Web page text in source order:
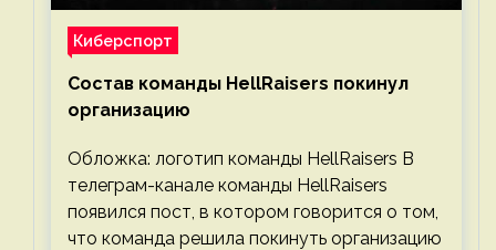
Киберспорт
Состав команды HellRaisers покинул
организацию
Обложка: логотип команды HellRaisers В
телеграм-канале команды HellRaisers
появился пост, в котором говорится о том,
что команда решила покинуть организацию